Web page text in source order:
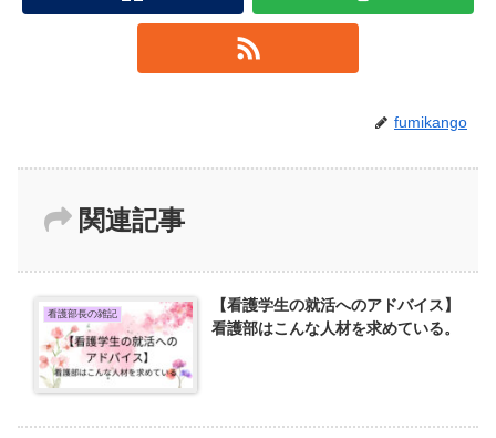
fumikango
関連記事
看護部長の雑記
【看護学生の就活へのアドバイス】
看護部はこんな人材を求めている。